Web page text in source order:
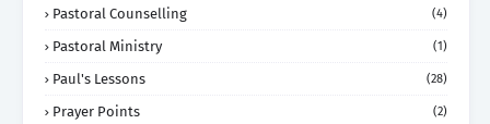
Pastoral Counselling (4)
Pastoral Ministry (1)
Paul's Lessons (28)
Prayer Points (2)